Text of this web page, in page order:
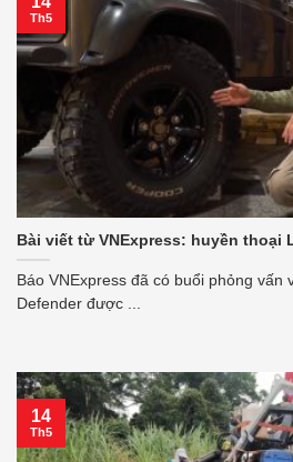
Bài viết từ VNExpress: huyền thoại
Báo VNExpress đã có buổi phỏng vấn
Defender được ...
Th5
14
Th5